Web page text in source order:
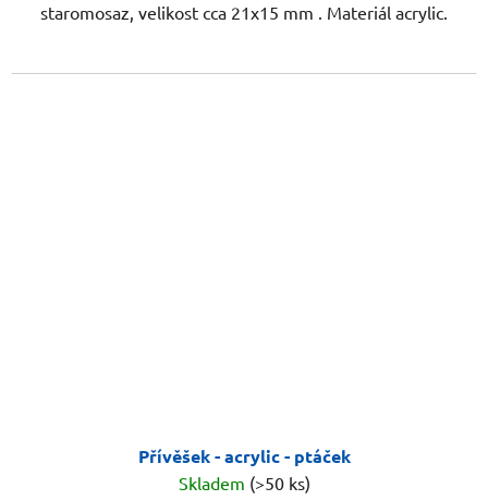
staromosaz, velikost cca 21x15 mm . Materiál acrylic.
Přívěšek - acrylic - ptáček
Skladem (>50 ks)